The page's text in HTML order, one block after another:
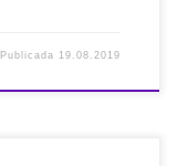
Publicada 19.08.2019